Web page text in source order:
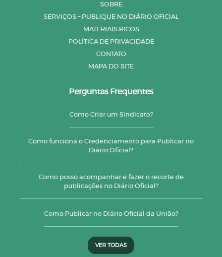
SOBRE
SERVIÇOS – PUBLIQUE NO DIÁRIO OFICIAL
MATERIAIS RICOS
POLÍTICA DE PRIVACIDADE
CONTATO
MAPA DO SITE
Perguntas Frequentes
Como Criar um Sindicato?
Como funciona o Credenciamento para Publicar no
Diário Oficial?
Como posso acompanhar e fazer o recorte de
publicações no Diário Oficial?
Como Publicar no Diário Oficial da União?
VER TODAS